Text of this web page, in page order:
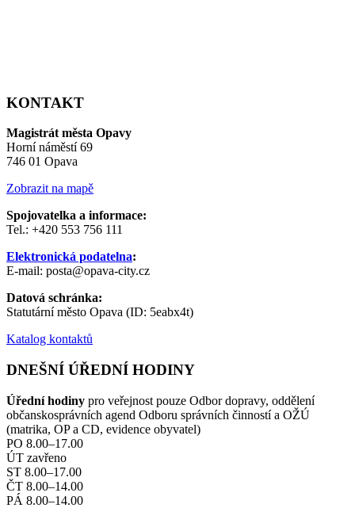
KONTAKT
Magistrát města Opavy
Horní náměstí 69
746 01 Opava
Zobrazit na mapě
Spojovatelka a informace:
Tel.: +420 553 756 111
Elektronická podatelna:
E-mail: posta@opava-city.cz
Datová schránka:
Statutární město Opava (ID: 5eabx4t)
Katalog kontaktů
DNEŠNÍ ÚŘEDNÍ HODINY
Úřední hodiny pro veřejnost pouze Odbor dopravy, oddělení
občanskosprávních agend Odboru správních činností a OŽÚ
(matrika, OP a CD, evidence obyvatel)
PO 8.00–17.00
ÚT zavřeno
ST 8.00–17.00
ČT 8.00–14.00
PÁ 8.00–14.00